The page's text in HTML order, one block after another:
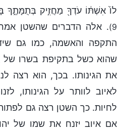
לוֹ֙ אִשְׁתּ֔וֹ עֹדְךָ֖ מַחֲזִ֣יק בְּתֻמָּתֶ֑ךָ
9) . אלה הדברים שהשטן אמר
התקפה והאשמה, כמו גם
שהוא כשל בתקיפת בשרו של
את הגינותו. בכך, הוא רצה
לאיוב לוותר על הגינותו,
לחיות. כך השטן רצה גם
אם איוב יזנח את שמו של